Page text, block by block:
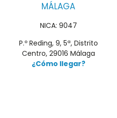
MÁLAGA
NICA: 9047
P.º Reding, 9, 5ª, Distrito
Centro, 29016 Málaga
¿Cómo llegar?